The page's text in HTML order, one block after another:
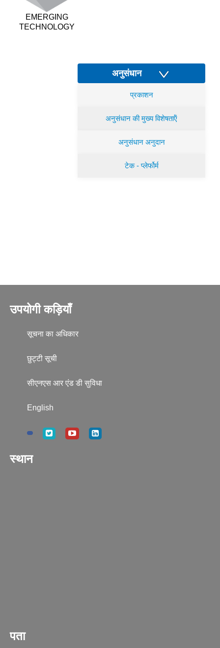
EMERGING
TECHNOLOGY
अनुसंधान
प्रकाशन
अनुसंधान की मुख्य विशेषताऍं
अनुसंधान अनुदान
टेक - प्लेर्फोर्म
उपयोगी कड़ियाँ
सूचना का अधिकार
छुट्टी सूची
सीएनएस आर एंड डी सुविधा
English
स्थान
पता